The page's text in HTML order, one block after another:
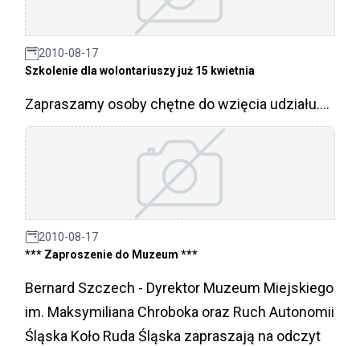
2010-08-17
Szkolenie dla wolontariuszy już 15 kwietnia
Zapraszamy osoby chętne do wzięcia udziału....
2010-08-17
*** Zaproszenie do Muzeum ***
Bernard Szczech - Dyrektor Muzeum Miejskiego
im. Maksymiliana Chroboka oraz Ruch Autonomii
Śląska Koło Ruda Śląska zapraszają na odczyt